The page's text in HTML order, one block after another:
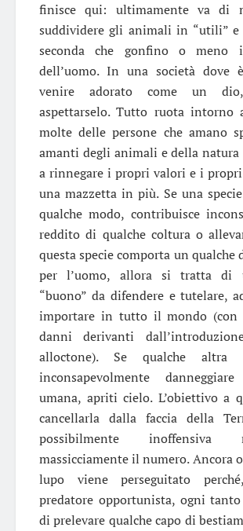
finisce qui: ultimamente va di
suddividere gli animali in “utili” e
seconda che gonfino o meno
dell’uomo. In una società
venire adorato come un
aspettarselo. Tutto ruota intorno
molte delle persone che amano
amanti degli animali e della
a rinnegare i propri valori e i
una mazzetta in più. Se una
qualche modo, contribuisce
reddito di qualche coltura o
questa specie comporta un
per l’uomo, allora si tratta di
“buono” da difendere e tutelare,
importare in tutto il mondo (con
danni derivanti
alloctone). Se qualche altra
inconsapevolmente danneggiare
umana, apriti cielo. L’obiettivo a
cancellarla dalla faccia della
possibilmente inoffensiva
massicciamente il numero. Ancora
lupo viene perseguitato
predatore opportunista, ogni
di prelevare qualche capo di